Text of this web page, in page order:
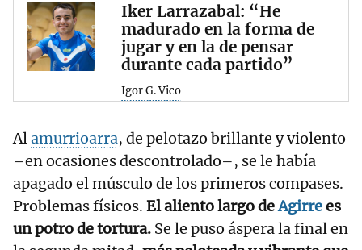
Iker Larrazabal: “He
madurado en la forma de
jugar y en la de pensar
durante cada partido”
Igor G. Vico
Alamurrioarra, de pelotazo brillante y violento
–en ocasiones descontrolado–, se le había
apagado el músculo de los primeros compases.
Problemas físicos. El aliento largo deAgirrees
un potro de tortura. Se le puso áspera la final en